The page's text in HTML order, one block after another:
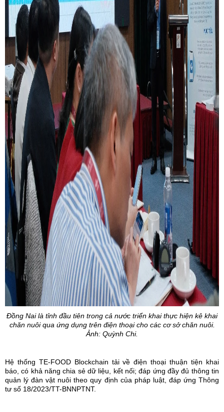
Đồng Nai là tỉnh đầu tiên trong cả nước triển khai thực hiện kê khai
chăn nuôi qua ứng dụng trên điện thoại cho các cơ sở chăn nuôi.
Ảnh: Quỳnh Chi.
Hệ thống TE-FOOD Blockchain tải về điện thoại thuận tiện khai
báo, có khả năng chia sẻ dữ liệu, kết nối; đáp ứng đầy đủ thông tin
quản lý đàn vật nuôi theo quy định của pháp luật, đáp ứng Thông
tư số 18/2023/TT-BNNPTNT.